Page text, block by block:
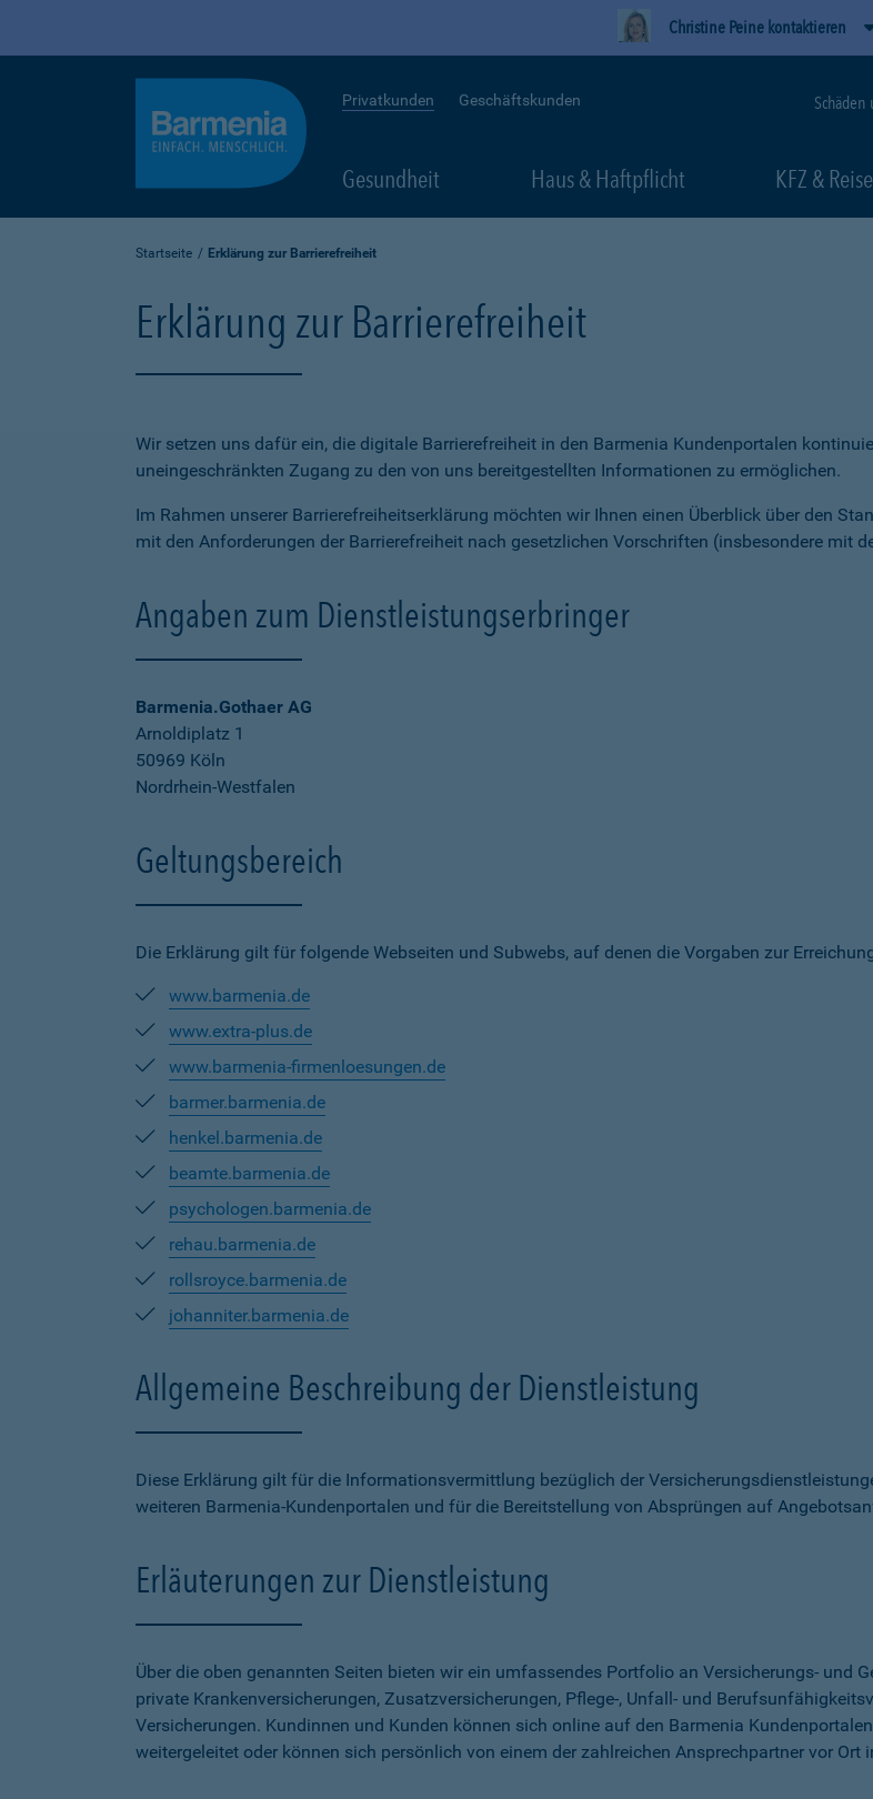
Christine Peine kontaktieren
Privatkunden Geschäftskunden
Gesundheit Haus & Haftpflicht KFZ &
Startseite Erklärung zur Barrierefreiheit
Erklärung zur Barrierefreiheit
Wir setzen uns dafür ein, die digitale Barrierefreiheit in den Barmenia Kundenportalen
uneingeschränkten Zugang zu den von uns bereitgestellten Informationen zu ermöglichen.
Im Rahmen unserer Barrierefreiheitserklärung möchten wir Ihnen einen Überblick über den
mit den Anforderungen der Barrierefreiheit nach gesetzlichen Vorschriften (insbesondere mit
Angaben zum Dienstleistungserbringer
Barmenia.Gothaer AG
Arnoldiplatz 1
50969 Köln
Nordrhein-Westfalen
Geltungsbereich
Die Erklärung gilt für folgende Webseiten und Subwebs, auf denen die Vorgaben zur
www.barmenia.de
www.extra-plus.de
www.barmenia-firmenloesungen.de
barmer.barmenia.de
henkel.barmenia.de
beamte.barmenia.de
psychologen.barmenia.de
rehau.barmenia.de
rollsroyce.barmenia.de
johanniter.barmenia.de
Allgemeine Beschreibung der Dienstleistung
Diese Erklärung gilt für die Informationsvermittlung bezüglich der
weiteren Barmenia-Kundenportalen und für die Bereitstellung von Absprüngen auf
Erläuterungen zur Dienstleistung
Über die oben genannten Seiten bieten wir ein umfassendes Portfolio an Versicherungs- und
private Krankenversicherungen, Zusatzversicherungen, Pflege-, Unfall- und
Versicherungen. Kundinnen und Kunden können sich online auf den Barmenia
weitergeleitet oder können sich persönlich von einem der zahlreichen Ansprechpartner vor Ort